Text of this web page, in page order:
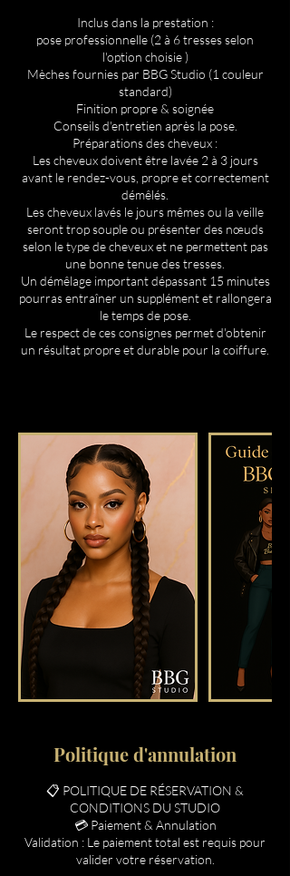
Inclus dans la prestation :
pose professionnelle (2 à 6 tresses selon
l'option choisie )
Mèches fournies par BBG Studio (1 couleur
standard)
Finition propre & soignée
Conseils d'entretien après la pose.
Préparations des cheveux :
Les cheveux doivent être lavée 2 à 3 jours
avant le rendez-vous, propre et correctement
démêlés.
Les cheveux lavés le jours mêmes ou la veille
seront trop souple ou présenter des nœuds
selon le type de cheveux et ne permettent pas
une bonne tenue des tresses.
Un démêlage important dépassant 15 minutes
pourras entraîner un supplément et rallongera
le temps de pose.
Le respect de ces consignes permet d'obtenir
un résultat propre et durable pour la coiffure.
Politique d'annulation
📋 POLITIQUE DE RÉSERVATION &
CONDITIONS DU STUDIO
💳 Paiement & Annulation
Validation : Le paiement total est requis pour
valider votre réservation.